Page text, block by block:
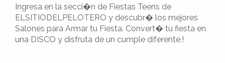
Ingresa en la secci�n de Fiestas Teens de
ELSITIODELPELOTERO y descubr� los mejores
Salones para Armar tu Fiesta. Convert� tu fiesta en
una DISCO y disfruta de un cumple diferente.!